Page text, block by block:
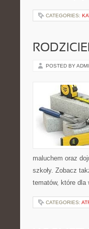
CATEGORIES:
POSTED BY
maluchem oraz
szkoły. Zobacz
tematów, które
CATEGORIES: